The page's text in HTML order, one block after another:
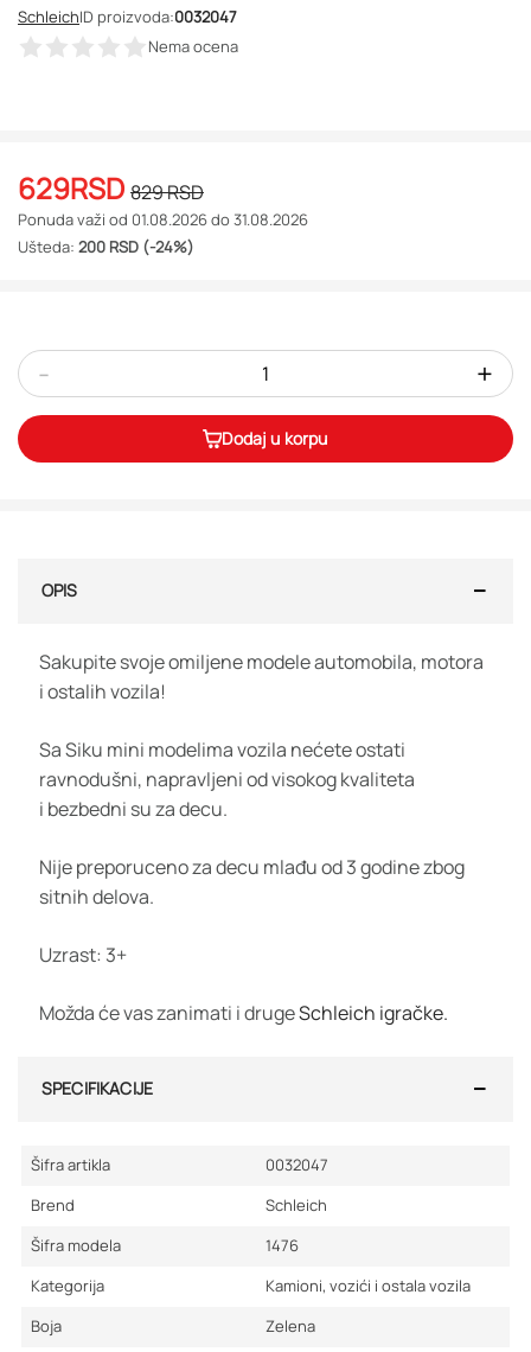
SchleichID proizvoda:0032047
Nema ocena
629RSD 829RSD
Ponuda važi od 01.08.2026 do 31.08.2026
Ušteda: 200 RSD (-24%)
- +
Dodaj u korpu
OPIS
Sakupite svoje omiljene modele automobila, motora
i ostalih vozila!
Sa Siku mini modelima vozila nećete ostati
ravnodušni, napravljeni od visokog kvaliteta
i bezbedni su za decu.
Nije preporuceno za decu mlađu od 3 godine zbog
sitnih delova.
Uzrast: 3+
Možda će vas zanimati i drugeSchleich igračke.
SPECIFIKACIJE
Šifra artikla
0032047
Brend
Schleich
Šifra modela
1476
Kategorija
Kamioni, vozići i ostala vozila
Boja
Zelena